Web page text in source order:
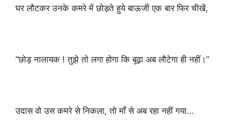
घर लौटकर उनके कमरे में छोड़ते हुये बाऊजी एक बार फिर चीखें,
“छोड़ नालायक ! तुझे तो लगा होगा कि बूढ़ा अब लौटेगा ही नहीं।”
उदास वो उस कमरे से निकला, तो माँ से अब रहा नहीं गया…